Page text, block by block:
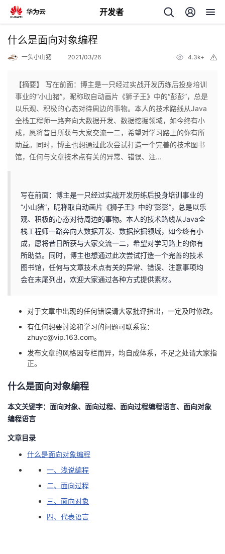
开发者
返
个
人
我
我
博
的
我
子
直
播
的
活
动
我
的
关
课
程
的
认
证
我
的
实
我
的
Programs
我
术
支
持
云
声
建
什么是面向对象编程
一头小山猪 2021/03/26 4.3k+
【摘要】 写在前面：博主是一只经过实战开发历练后投身培训
事业的“小山猪”，昵称取自动画片《狮子王》中的“彭彭”，总是
以乐观、积极的心态对待周边的事物。本人的技术路线从Java
全栈工程师一路奔向大数据开发、数据挖掘领域，如今终有小
成，愿将昔日所获与大家交流一二，希望对学习路上的你有所
助益。同时，博主也想通过此次尝试打造一个完善的技术图书
馆，任何与文章技术点有关的异常、错误、注...
写在前面：博主是一只经过实战开发历练后投身培训事业的
“小山猪”，昵称取自动画片《狮子王》中的“彭彭”，总是以乐
观、积极的心态对待周边的事物。本人的技术路线从Java全
栈工程师一路奔向大数据开发、数据挖掘领域，如今终有小
成，愿将昔日所获与大家交流一二，希望对学习路上的你有
所助益。同时，博主也想通过此次尝试打造一个完善的技术
图书馆，任何与文章技术点有关的异常、错误、注意事项均
会在末尾列出，欢迎大家通过各种方式提供素材。
对于文章中出现的任何错误请大家批评指出，一定及时修改。
有任何想要讨论和学习的问题可联系我：
zhuyc@vip.163.com。
发布文章的风格因专栏而异，均自成体系，不足之处请大家指
正。
什么是面向对象编程
本文关键字：面向对象、面向过程、面向过程编程语言、面向对象
编程语言
文章目录
什么是面向对象编程
一、浅说编程
二、面向过程
三、面向对象
四、代表语言